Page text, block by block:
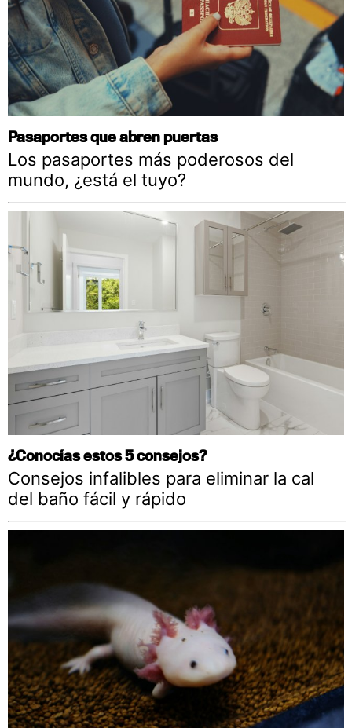
Pasaportes que abren puertas
Los pasaportes más poderosos del
mundo, ¿está el tuyo?
¿Conocías estos 5 consejos?
Consejos infalibles para eliminar la cal
del baño fácil y rápido